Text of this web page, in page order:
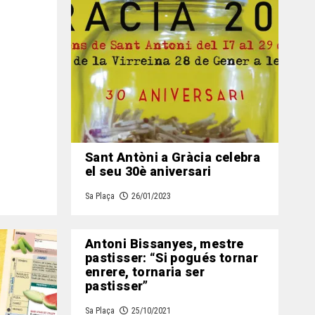
Sant Antòni a Gràcia celebra
el seu 30è aniversari
Sa Plaça 26/01/2023
Antoni Bissanyes, mestre
pastisser: “Si pogués tornar
enrere, tornaria ser
pastisser”
Sa Plaça 25/10/2021